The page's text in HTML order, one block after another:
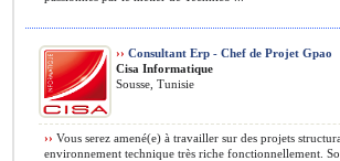
›› Consultant Erp - Chef de Projet Gpao
Cisa Informatique
Sousse, Tunisie
›› Vous serez amené(e) à travailler sur des projets
environnement technique très riche fonctionnellement.